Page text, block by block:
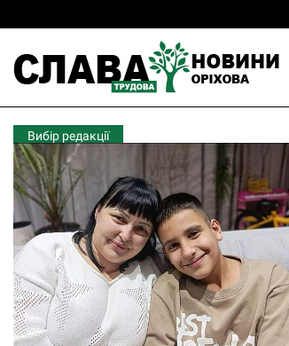
Вибір редакції